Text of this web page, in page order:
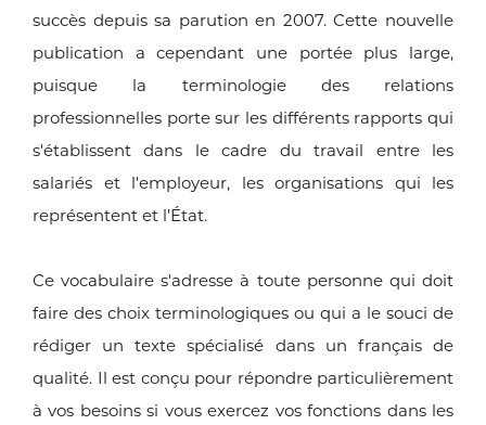
succès depuis sa parution en 2007. Cette nouvelle
publication a cependant une portée plus large,
puisque la terminologie des relations
professionnelles porte sur les différents rapports qui
s'établissent dans le cadre du travail entre les
salariés et l'employeur, les organisations qui les
représentent et l'État.
Ce vocabulaire s'adresse à toute personne qui doit
faire des choix terminologiques ou qui a le souci de
rédiger un texte spécialisé dans un français de
qualité. Il est conçu pour répondre particulièrement
à vos besoins si vous exercez vos fonctions dans les